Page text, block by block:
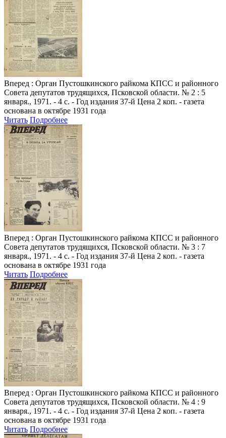
Вперед : Орган Пустошкинского райкома КПСС и районного
Совета депутатов трудящихся, Псковской области. № 2 : 5
января., 1971. - 4 с. - Год издания 37-й Цена 2 коп. - газета
основана в октябре 1931 года
Читать Подробнее
Вперед : Орган Пустошкинского райкома КПСС и районного
Совета депутатов трудящихся, Псковской области. № 3 : 7
января., 1971. - 4 с. - Год издания 37-й Цена 2 коп. - газета
основана в октябре 1931 года
Читать Подробнее
Вперед : Орган Пустошкинского райкома КПСС и районного
Совета депутатов трудящихся, Псковской области. № 4 : 9
января., 1971. - 4 с. - Год издания 37-й Цена 2 коп. - газета
основана в октябре 1931 года
Читать Подробнее